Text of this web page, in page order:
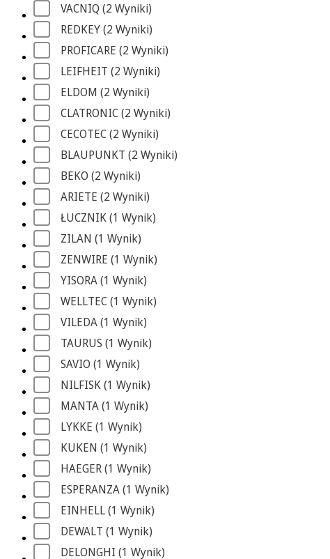
VACNIQ (2 Wyniki)
REDKEY (2 Wyniki)
PROFICARE (2 Wyniki)
LEIFHEIT (2 Wyniki)
ELDOM (2 Wyniki)
CLATRONIC (2 Wyniki)
CECOTEC (2 Wyniki)
BLAUPUNKT (2 Wyniki)
BEKO (2 Wyniki)
ARIETE (2 Wyniki)
ŁUCZNIK (1 Wynik)
ZILAN (1 Wynik)
ZENWIRE (1 Wynik)
YISORA (1 Wynik)
WELLTEC (1 Wynik)
VILEDA (1 Wynik)
TAURUS (1 Wynik)
SAVIO (1 Wynik)
NILFISK (1 Wynik)
MANTA (1 Wynik)
LYKKE (1 Wynik)
KUKEN (1 Wynik)
HAEGER (1 Wynik)
ESPERANZA (1 Wynik)
EINHELL (1 Wynik)
DEWALT (1 Wynik)
DELONGHI (1 Wynik)